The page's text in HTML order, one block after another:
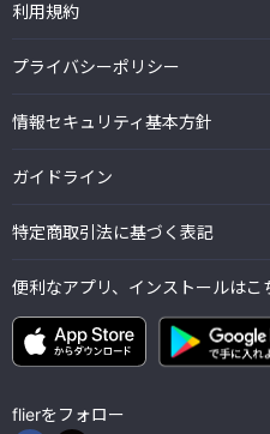
利用規約
プライバシーポリシー
情報セキュリティ基本方針
ガイドライン
特定商取引法に基づく表記
便利なアプリ、インストールはこ
flierをフォロー